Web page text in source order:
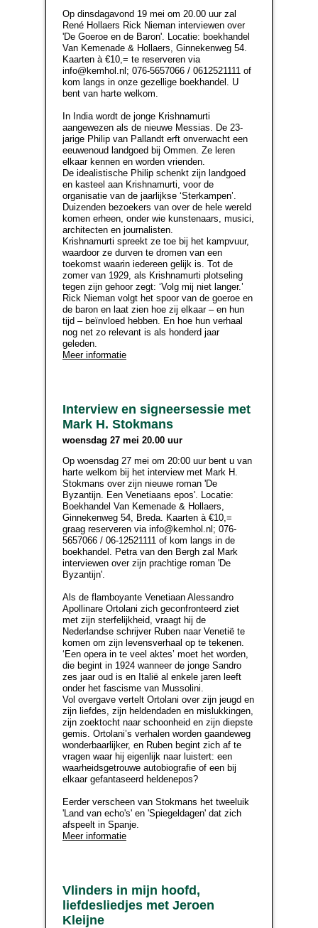
Op dinsdagavond 19 mei om 20.00 uur zal
René Hollaers Rick Nieman interviewen over
'De Goeroe en de Baron'. Locatie: boekhandel
Van Kemenade & Hollaers, Ginnekenweg 54.
Kaarten à €10,= te reserveren via
info@kemhol.nl; 076-5657066 / 0612521111 of
kom langs in onze gezellige boekhandel. U
bent van harte welkom.
In India wordt de jonge Krishnamurti
aangewezen als de nieuwe Messias. De 23-
jarige Philip van Pallandt erft onverwacht een
eeuwenoud landgoed bij Ommen. Ze leren
elkaar kennen en worden vrienden.
De idealistische Philip schenkt zijn landgoed
en kasteel aan Krishnamurti, voor de
organisatie van de jaarlijkse ‘Sterkampen’.
Duizenden bezoekers van over de hele wereld
komen erheen, onder wie kunstenaars, musici,
architecten en journalisten.
Krishnamurti spreekt ze toe bij het kampvuur,
waardoor ze durven te dromen van een
toekomst waarin iedereen gelijk is. Tot de
zomer van 1929, als Krishnamurti plotseling
tegen zijn gehoor zegt: ‘Volg mij niet langer.’
Rick Nieman volgt het spoor van de goeroe en
de baron en laat zien hoe zij elkaar – en hun
tijd – beïnvloed hebben. En hoe hun verhaal
nog net zo relevant is als honderd jaar
geleden.
Meer informatie
Interview en signeersessie met
Mark H. Stokmans
woensdag 27 mei 20.00 uur
Op woensdag 27 mei om 20:00 uur bent u van
harte welkom bij het interview met Mark H.
Stokmans over zijn nieuwe roman 'De
Byzantijn. Een Venetiaans epos'. Locatie:
Boekhandel Van Kemenade & Hollaers,
Ginnekenweg 54, Breda. Kaarten à €10,=
graag reserveren via info@kemhol.nl; 076-
5657066 / 06-12521111 of kom langs in de
boekhandel. Petra van den Bergh zal Mark
interviewen over zijn prachtige roman 'De
Byzantijn'.
Als de flamboyante Venetiaan Alessandro
Apollinare Ortolani zich geconfronteerd ziet
met zijn sterfelijkheid, vraagt hij de
Nederlandse schrijver Ruben naar Venetië te
komen om zijn levensverhaal op te tekenen.
‘Een opera in te veel aktes’ moet het worden,
die begint in 1924 wanneer de jonge Sandro
zes jaar oud is en Italië al enkele jaren leeft
onder het fascisme van Mussolini.
Vol overgave vertelt Ortolani over zijn jeugd en
zijn liefdes, zijn heldendaden en mislukkingen,
zijn zoektocht naar schoonheid en zijn diepste
gemis. Ortolani’s verhalen worden gaandeweg
wonderbaarlijker, en Ruben begint zich af te
vragen waar hij eigenlijk naar luistert: een
waarheidsgetrouwe autobiografie of een bij
elkaar gefantaseerd heldenepos?
Eerder verscheen van Stokmans het tweeluik
'Land van echo's' en 'Spiegeldagen' dat zich
afspeelt in Spanje.
Meer informatie
Vlinders in mijn hoofd,
liefdesliedjes met Jeroen
Kleijne